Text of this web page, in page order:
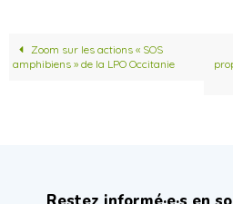
Zoom sur les actions « SOS
amphibiens » de la LPO Occitanie